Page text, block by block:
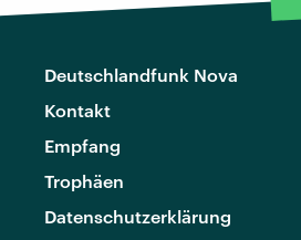
Deutschlandfunk Nova
Kontakt
Empfang
Trophäen
Datenschutzerklärung